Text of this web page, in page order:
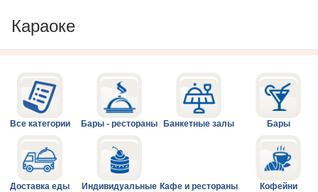
Караоке
Все категории Бары - рестораны Банкетные залы Бары
Доставка еды
Индивидуальные Кафе и рестораны Кофейни